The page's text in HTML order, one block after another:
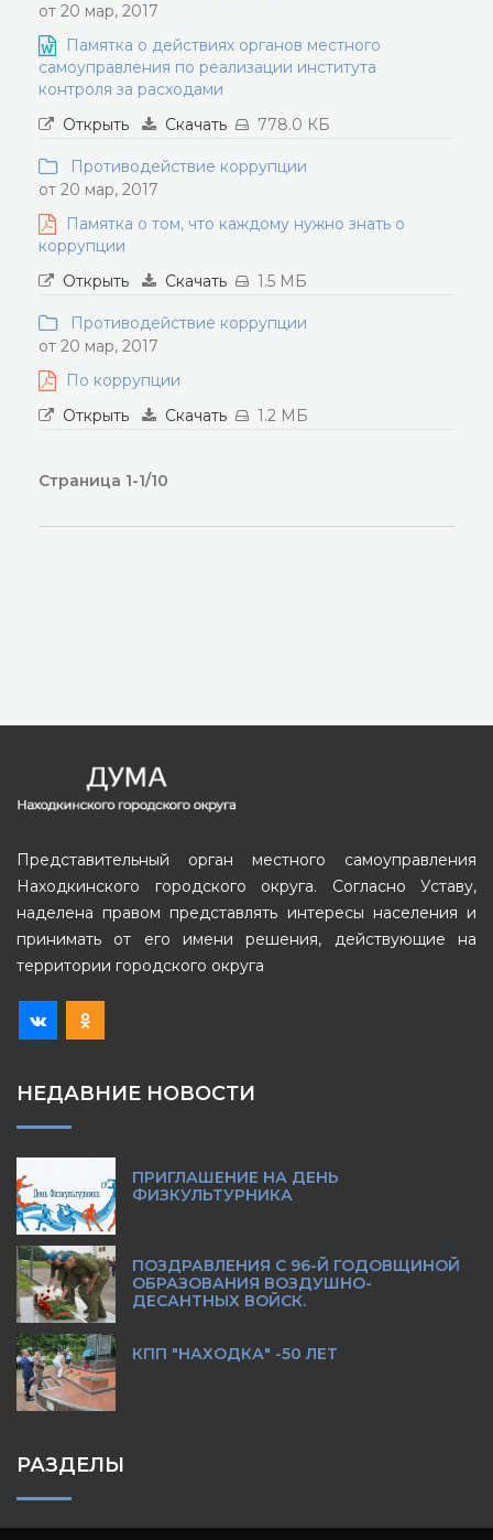
от 20 мар, 2017
Памятка о действиях органов местного
самоуправления по реализации института
контроля за расходами
Открыть
Скачать 778.0 КБ
Противодействие коррупции
от 20 мар, 2017
Памятка о том, что каждому нужно знать о
коррупции
Открыть
Скачать 1.5 МБ
Противодействие коррупции
от 20 мар, 2017
По коррупции
Открыть
Скачать 1.2 МБ
Страница 1-1/10
Представительный орган местного самоуправления
Находкинского городского округа. Согласно Уставу,
наделена правом представлять интересы населения и
принимать от его имени решения, действующие на
территории городского округа
НЕДАВНИЕ НОВОСТИ
ПРИГЛАШЕНИЕ НА ДЕНЬ
ФИЗКУЛЬТУРНИКА
ПОЗДРАВЛЕНИЯ С 96-Й ГОДОВЩИНОЙ
ОБРАЗОВАНИЯ ВОЗДУШНО-
ДЕСАНТНЫХ ВОЙСК.
КПП "НАХОДКА" -50 ЛЕТ
РАЗДЕЛЫ